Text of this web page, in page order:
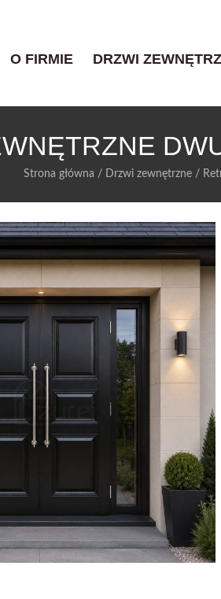
O FIRMIE DRZWI
Strona główna / Drzwi zewnętrzne/